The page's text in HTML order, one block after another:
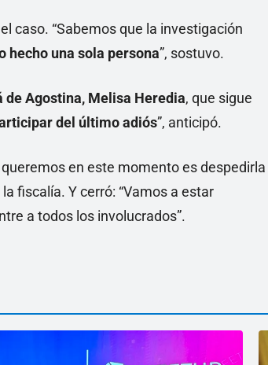
caso. “Sabemos que la investigación
hecho una sola persona”, sostuvo.
de Agostina, Melisa Heredia, que sigue
del último adiós”, anticipó.
en este momento es despedirla
fiscalía. Y cerró: “Vamos a estar
a todos los involucrados”.